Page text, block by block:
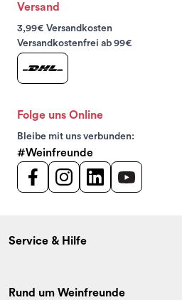
Versand
3,99€ Versandkosten
Versandkostenfrei ab 99€
Folge uns Online
Bleibe mit uns verbunden:
#Weinfreunde
Service & Hilfe
Rund um Weinfreunde